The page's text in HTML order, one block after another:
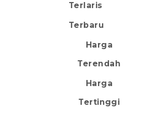
Terlaris
Terbaru
Harga
Terendah
Harga
Tertinggi